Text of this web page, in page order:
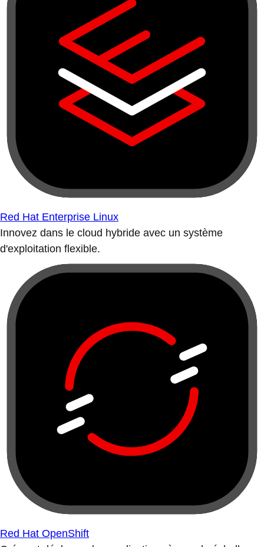
Red Hat Enterprise Linux
Innovez dans le cloud hybride avec un système
d'exploitation flexible.
Red Hat OpenShift